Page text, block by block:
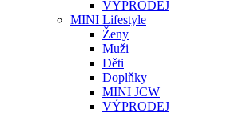
VÝPRODEJ
MINI Lifestyle
Ženy
Muži
Děti
Doplňky
MINI JCW
VÝPRODEJ